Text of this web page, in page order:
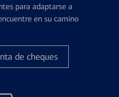
para adaptarse a
en su camino
de cheques